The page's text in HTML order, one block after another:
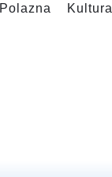
Polazna Kultura